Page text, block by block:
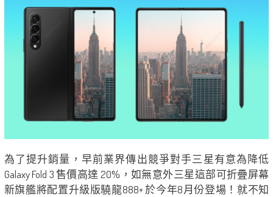
為了提升銷量，早前業界傳出競爭對手三星有意為降低
Galaxy Fold 3 售價高達 20%，如無意外三星這部可折疊屏幕
新旗艦將配置升級版驍龍888+ 於今年8月份登場！就不知